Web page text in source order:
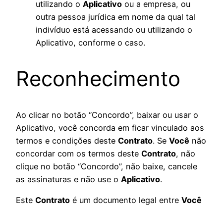
utilizando o Aplicativo ou a empresa, ou
outra pessoa jurídica em nome da qual tal
indivíduo está acessando ou utilizando o
Aplicativo, conforme o caso.
Reconhecimento
Ao clicar no botão “Concordo”, baixar ou usar o
Aplicativo, você concorda em ficar vinculado aos
termos e condições deste Contrato. Se Você não
concordar com os termos deste Contrato, não
clique no botão “Concordo”, não baixe, cancele
as assinaturas e não use o Aplicativo.
Este Contrato é um documento legal entre Você